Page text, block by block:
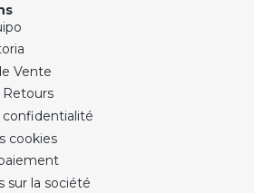
Vente
Retours
cookies
sur la société